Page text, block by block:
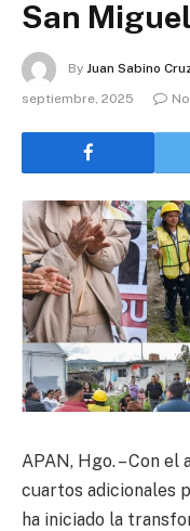
San
By Juan Sabino
septiembre, 2025
APAN, Hgo. – Con
cuartos adicionales
ha iniciado la